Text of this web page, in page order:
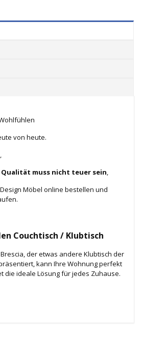
von heute.
muss nicht teuer sein
Möbel online bestellen und
Couchtisch / Klubtisch
der etwas andere Klubtisch der
kann Ihre Wohnung perfekt
die ideale Lösung für jedes Zuhause.